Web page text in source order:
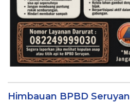
Himbauan BPBD Seruyan